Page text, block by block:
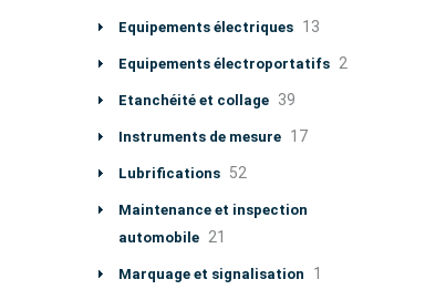
Equipements électriques 13
Equipements électroportatifs 2
Etanchéité et collage 39
Instruments de mesure 17
Lubrifications 52
Maintenance et inspection
automobile 21
Marquage et signalisation 1